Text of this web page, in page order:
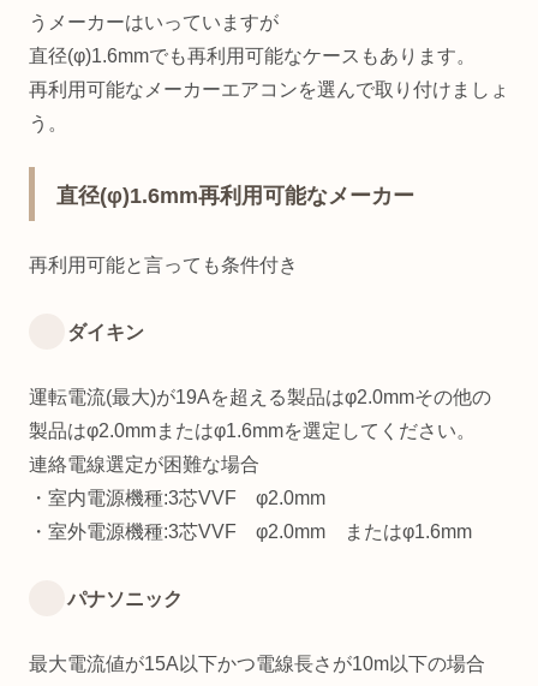
うメーカーはいっていますが
直径(φ)1.6mmでも再利用可能なケースもあります。
再利用可能なメーカーエアコンを選んで取り付けましょ
う。
直径(φ)1.6mm再利用可能なメーカー
再利用可能と言っても条件付き
ダイキン
運転電流(最大)が19Aを超える製品はφ2.0mmその他の
製品はφ2.0mmまたはφ1.6mmを選定してください。
連絡電線選定が困難な場合
・室内電源機種:3芯VVF φ2.0mm
・室外電源機種:3芯VVF φ2.0mm またはφ1.6mm
パナソニック
最大電流値が15A以下かつ電線長さが10m以下の場合